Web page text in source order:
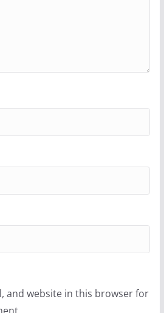
and website in this browser for